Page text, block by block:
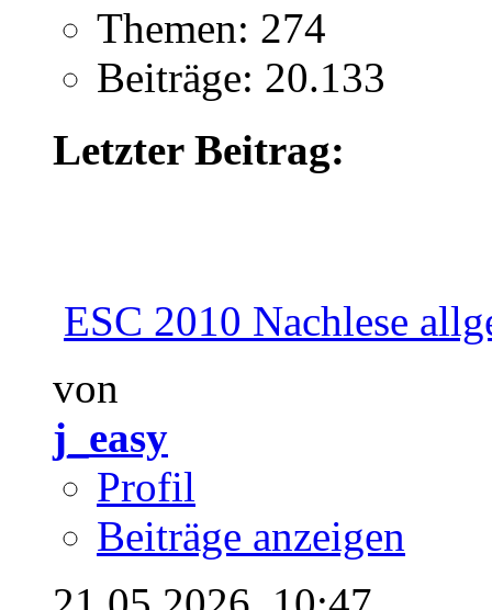
Themen: 274
Beiträge: 20.133
Letzter Beitrag:
ESC 2010 Nachlese
von
j_easy
Profil
Beiträge anzeigen